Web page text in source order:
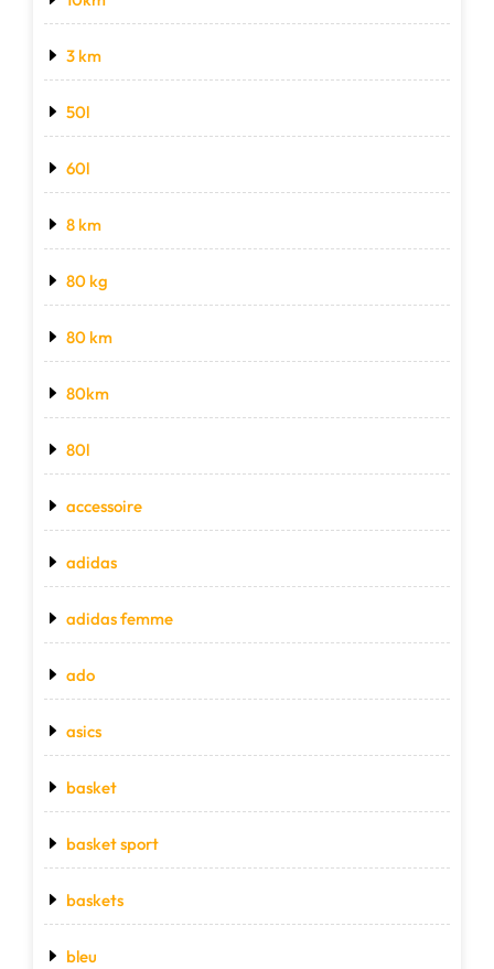
3 km
50l
60l
8 km
80 kg
80 km
80km
80l
accessoire
adidas
adidas femme
ado
asics
basket
basket sport
baskets
bleu